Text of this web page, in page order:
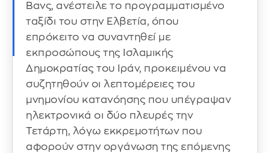
Βανς, ανέστειλε το προγραμματισμένο
ταξίδι του στην Ελβετία, όπου
επρόκειτο να συναντηθεί με
εκπροσώπους της Ισλαμικής
Δημοκρατίας του Ιράν, προκειμένου να
συζητηθούν οι λεπτομέρειες του
μνημονίου κατανόησης που υπέγραψαν
ηλεκτρονικά οι δύο πλευρές την
Τετάρτη, λόγω εκκρεμοτήτων που
αφορούν στην οργάνωση της επόμενης